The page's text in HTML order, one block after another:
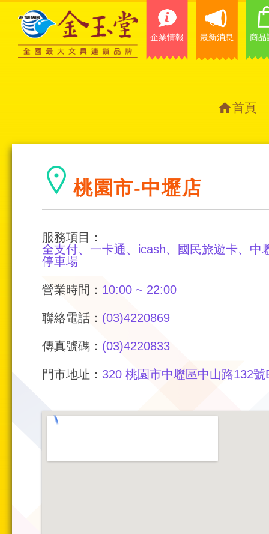
企業情報 最新消息 商品
首頁
桃園市-中壢店
服務項目：
全支付、一卡通、icash、國民旅遊卡、
停車場
營業時間： 10:00 ~ 22:00
聯絡電話： (03)4220869
傳真號碼： (03)4220833
門市地址： 320 桃園市中壢區中山路132號